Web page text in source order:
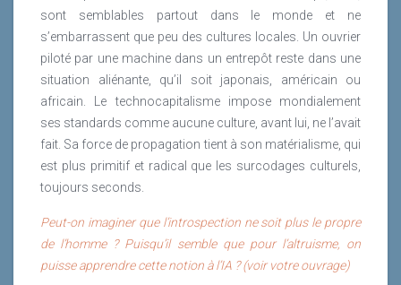
sont semblables partout dans le monde et ne
s’embarrassent que peu des cultures locales. Un ouvrier
piloté par une machine dans un entrepôt reste dans une
situation aliénante, qu’il soit japonais, américain ou
africain. Le technocapitalisme impose mondialement
ses standards comme aucune culture, avant lui, ne l’avait
fait. Sa force de propagation tient à son matérialisme, qui
est plus primitif et radical que les surcodages culturels,
toujours seconds.
Peut-on imaginer que l’introspection ne soit plus le propre
de l’homme ? Puisqu’il semble que pour l’altruisme, on
puisse apprendre cette notion à l’IA ? (voir votre ouvrage)